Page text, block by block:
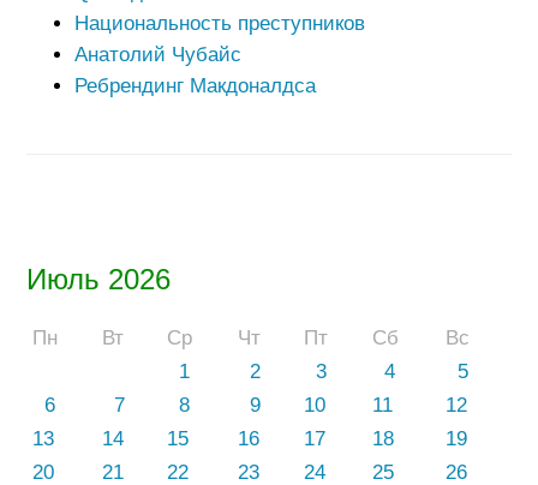
Июль 2026
Пн Вт Ср Чт Пт Сб
Вс
1
2 3 4
5
6
7 8 9 10 11
12
13
14 15 16 17 18
19
20
21 22 23 24 25
26
Национальность преступников
Анатолий Чубайс
Ребрендинг Макдоналдса